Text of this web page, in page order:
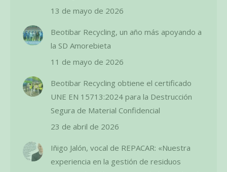
13 de mayo de 2026
Beotibar Recycling, un año más apoyando a
la SD Amorebieta
11 de mayo de 2026
Beotibar Recycling obtiene el certificado
UNE EN 15713:2024 para la Destrucción
Segura de Material Confidencial
23 de abril de 2026
Iñigo Jalón, vocal de REPACAR: «Nuestra
experiencia en la gestión de residuos